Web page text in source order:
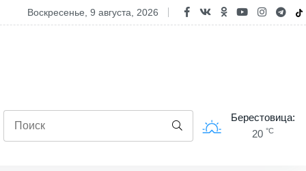
ли завтра дожди? О погоде 9 августа рассказали синоптики
воскресенье, 9 августа, 2026
Берестовица:
20 °C